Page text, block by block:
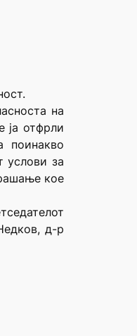
на
ја отфрли
поинакво
услови за
кое
д-р